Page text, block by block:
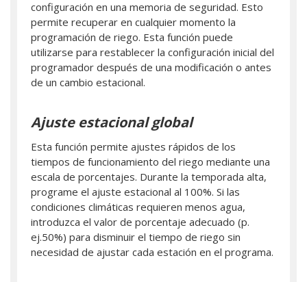
configuración en una memoria de seguridad. Esto
permite recuperar en cualquier momento la
programación de riego. Esta función puede
utilizarse para restablecer la configuración inicial del
programador después de una modificación o antes
de un cambio estacional.
Ajuste estacional global
Esta función permite ajustes rápidos de los
tiempos de funcionamiento del riego mediante una
escala de porcentajes. Durante la temporada alta,
programe el ajuste estacional al 100%. Si las
condiciones climáticas requieren menos agua,
introduzca el valor de porcentaje adecuado (p.
ej.50%) para disminuir el tiempo de riego sin
necesidad de ajustar cada estación en el programa.